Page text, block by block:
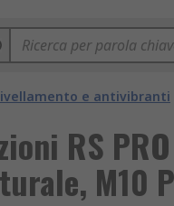
e antivibranti
RS
M10